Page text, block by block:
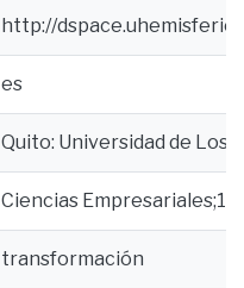
http://
es
Quito: Universidad de Los
Ciencias
transformación